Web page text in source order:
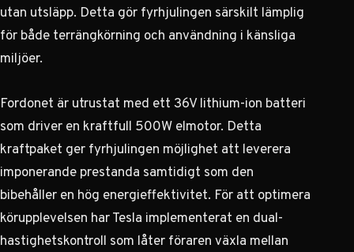
utan utsläpp. Detta gör fyrhjulingen särskilt lämplig
för både terrängkörning och användning i känsliga
miljöer.
Fordonet är utrustat med ett 36V lithium-ion batteri
som driver en kraftfull 500W elmotor. Detta
kraftpaket ger fyrhjulingen möjlighet att leverera
imponerande prestanda samtidigt som den
bibehåller en hög energieffektivitet. För att optimera
körupplevelsen har Tesla implementerat en dual-
hastighetskontroll som låter föraren växla mellan